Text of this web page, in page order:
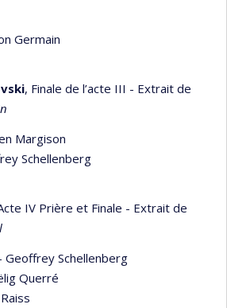
Germain
, Finale de l’acte III - Extrait de
Margison
Schellenberg
IV Prière et Finale - Extrait de
Geoffrey Schellenberg
Querré